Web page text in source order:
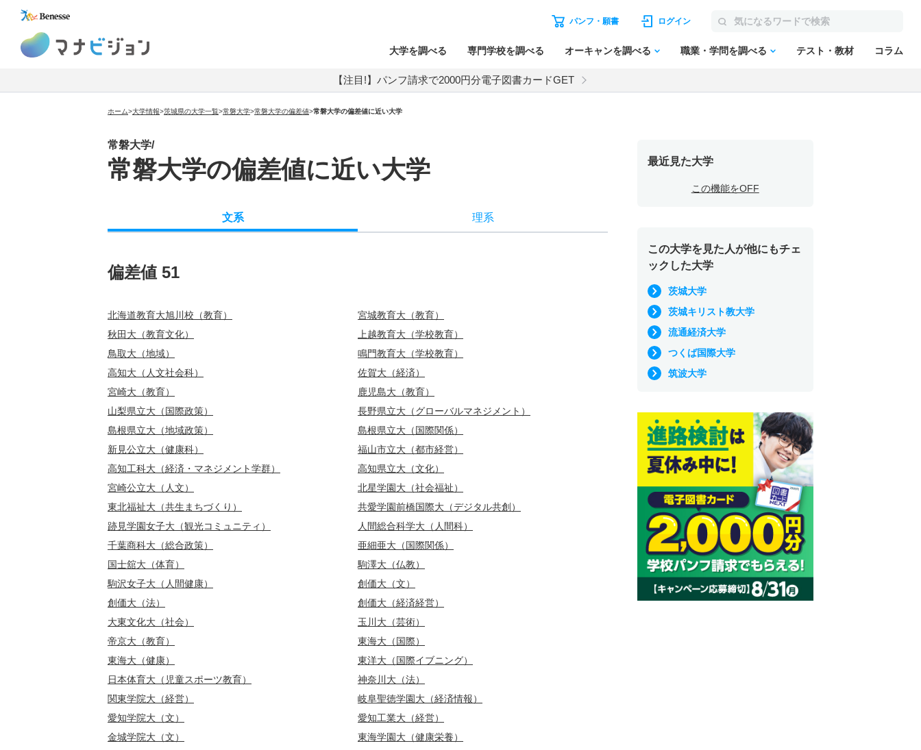
パンフ・願書 ログイン
大学を調べる 専門学校を調べる オーキャンを調べる 職業・学問を調べる テスト・教材 コラム
【注目!】パンフ請求で2000円分電子図書カードGET
ホーム>大学情報>茨城県の大学一覧>常磐大学>常磐大学の偏差値>常磐大学の偏差値に近い大学
常磐大学/
常磐大学の偏差値に近い大学
文系 理系
偏差値 51
北海道教育大旭川校（教育）
宮城教育大（教育）
秋田大（教育文化）
上越教育大（学校教育）
鳥取大（地域）
鳴門教育大（学校教育）
高知大（人文社会科）
佐賀大（経済）
宮崎大（教育）
鹿児島大（教育）
山梨県立大（国際政策）
長野県立大（グローバルマネジメント）
島根県立大（地域政策）
島根県立大（国際関係）
新見公立大（健康科）
福山市立大（都市経営）
高知工科大（経済・マネジメント学群）
高知県立大（文化）
宮崎公立大（人文）
北星学園大（社会福祉）
東北福祉大（共生まちづくり）
共愛学園前橋国際大（デジタル共創）
跡見学園女子大（観光コミュニティ）
人間総合科学大（人間科）
千葉商科大（総合政策）
亜細亜大（国際関係）
国士舘大（体育）
駒澤大（仏教）
駒沢女子大（人間健康）
創価大（文）
創価大（法）
創価大（経済経営）
大東文化大（社会）
玉川大（芸術）
帝京大（教育）
東海大（国際）
東海大（健康）
東洋大（国際イブニング）
日本体育大（児童スポーツ教育）
神奈川大（法）
関東学院大（経営）
岐阜聖徳学園大（経済情報）
愛知学院大（文）
愛知工業大（経営）
金城学院大（文）
東海学園大（健康栄養）
最近見た大学
この機能をOFF
この大学を見た人が他にもチェ
ックした大学
茨城大学
茨城キリスト教大学
流通経済大学
つくば国際大学
筑波大学